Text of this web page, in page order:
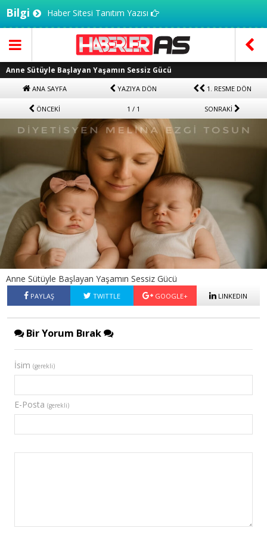
Bilgi Haber Sitesi Tanıtım Yazısı
Anne Sütüyle Başlayan Yaşamın Sessiz Gücü
ANA SAYFA YAZIYA DÖN 1. RESME DÖN
ÖNCEKİ 1 / 1 SONRAKİ
Anne Sütüyle Başlayan Yaşamın Sessiz Gücü
PAYLAŞ TWITTLE GOOGLE+ LINKEDIN
Bir Yorum Bırak
İsim (gerekli)
E-Posta (gerekli)